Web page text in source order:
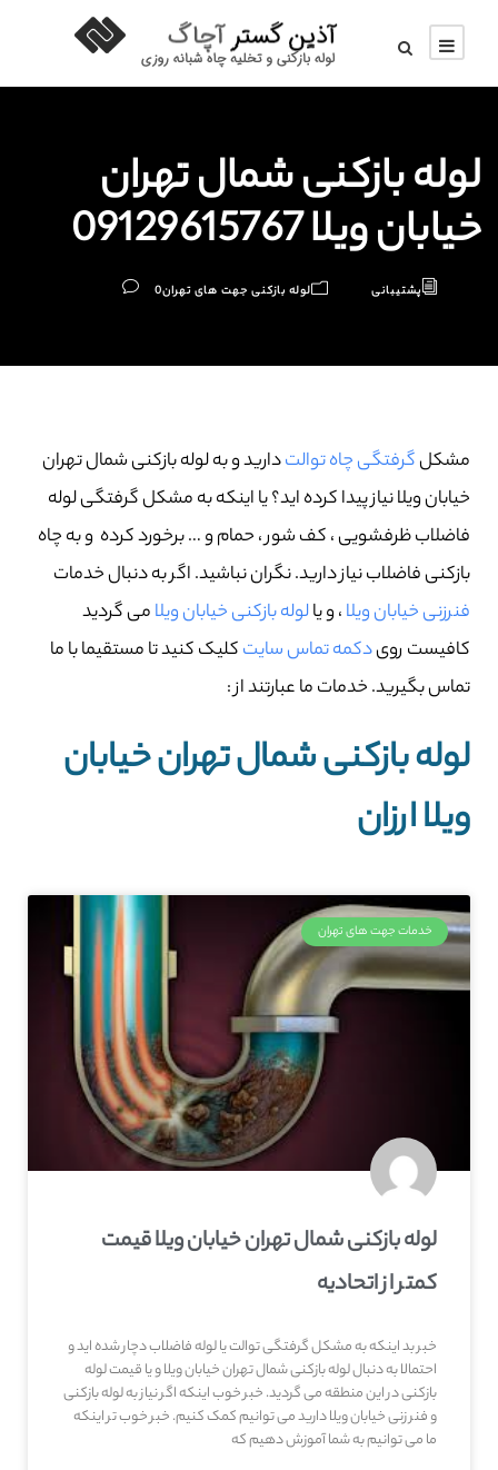
لوله بازکنی شمال تهران
خیابان ویلا 09129615767
پشتیبانی لوله بازکنی جهت های تهران0
مشکلگرفتگی چاه توالتدارید و به لوله بازکنی شمال تهران
خیابان ویلا نیاز پیدا کرده اید؟ یا اینکه به مشکل گرفتگی لوله
فاضلاب ظرفشویی ، کف شور ، حمام و … برخورد کرده و به چاه
بازکنی فاضلاب نیاز دارید. نگران نباشید. اگر به دنبال خدمات
فنرزنی خیابان ویلا، و یالوله بازکنی خیابان ویلامی گردید
کافیست رویدکمه تماس سایتکلیک کنید تا مستقیما با ما
تماس بگیرید. خدمات ما عبارتند از :
لوله بازکنی شمال تهران خیابان
ویلا ارزان
خدمات جهت های تهران
لوله بازکنی شمال تهران خیابان ویلا قیمت
کمتر از اتحادیه
خبر بد اینکه به مشکل گرفتگی توالت یا لوله فاضلاب دچار شده اید و
احتمالا به دنبال لوله بازکنی شمال تهران خیابان ویلا و یا قیمت لوله
بازکنی در این منطقه می گردید. خبر خوب اینکه اگر نیاز به لوله بازکنی
و فنر زنی خیابان ویلا دارید می توانیم کمک کنیم. خبر خوب تر اینکه
ما می توانیم به شما آموزش دهیم که